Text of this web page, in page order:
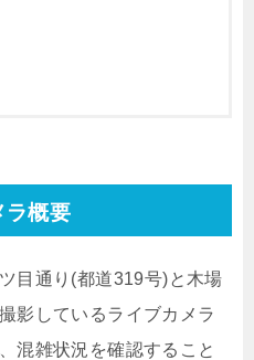
ラ概要
目通り(都道319号)と木場
影しているライブカメラ
混雑状況を確認すること